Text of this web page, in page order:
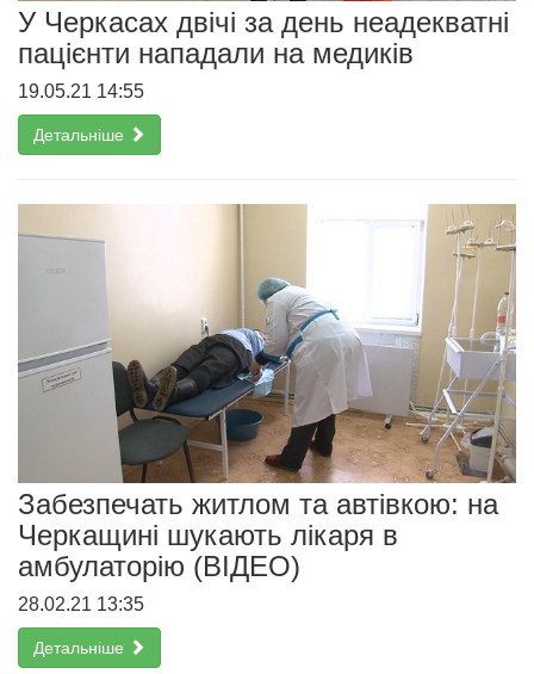
У Черкасах двічі за день неадекватні
пацієнти нападали на медиків
19.05.21 14:55
Детальніше
Забезпечать житлом та автівкою: на
Черкащині шукають лікаря в
амбулаторію (ВІДЕО)
28.02.21 13:35
Детальніше